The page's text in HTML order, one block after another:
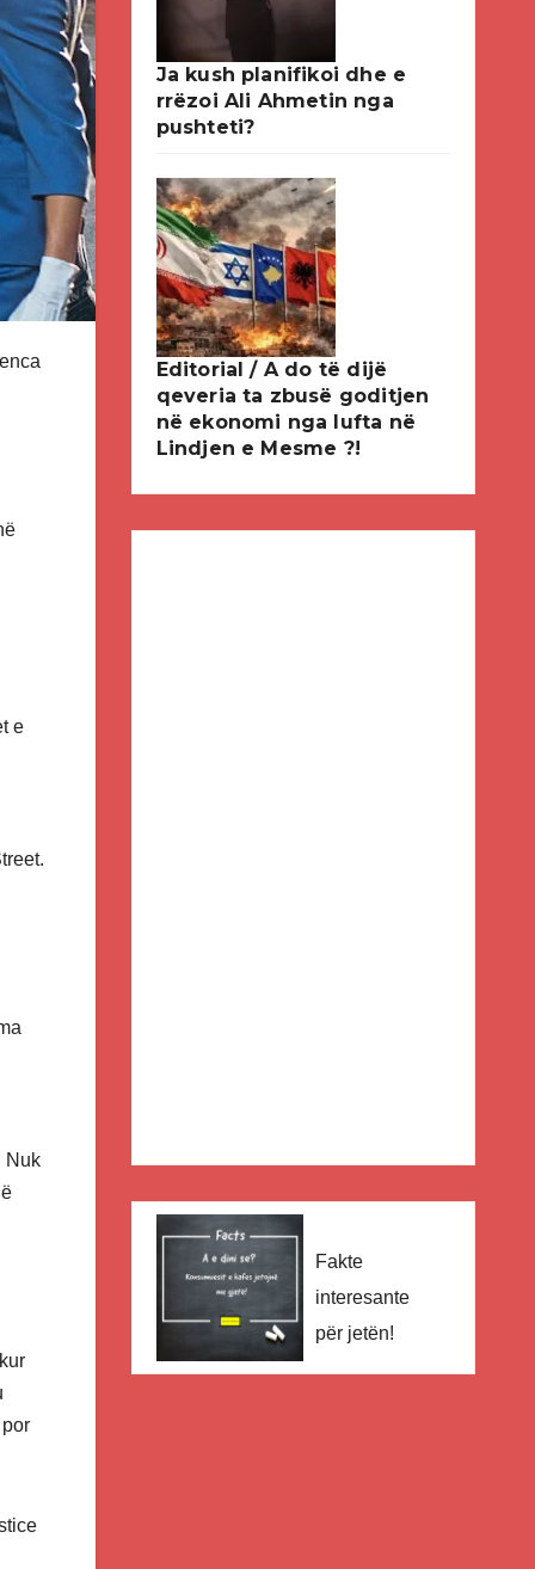
e
Nuk
Ja kush planifikoi dhe e
rrëzoi Ali Ahmetin nga
pushteti?
Editorial / A do të dijë
qeveria ta zbusë goditjen
në ekonomi nga lufta në
Lindjen e Mesme ?!
Fakte
interesante
për jetën!